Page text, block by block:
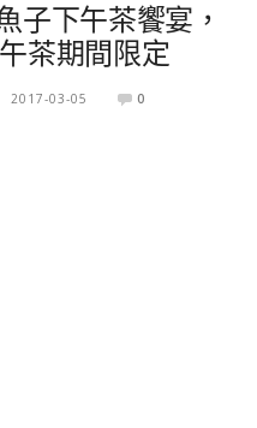
子下午茶饗宴，
茶期間限定
2017-03-05 0